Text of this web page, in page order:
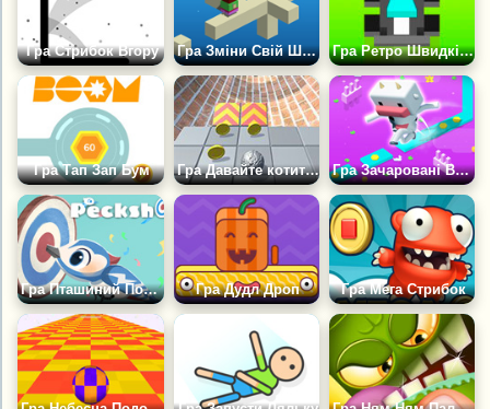
Гра Стрибок Вгору Гра Зміни Свій Шлях Гра Ретро Швидкість 2
Гра Тап Зап Бум Гра Давайте котитися! Гра Зачаровані Води
Гра Пташиний Постріл Гра Дудл Дроп Гра Мега Стрибок